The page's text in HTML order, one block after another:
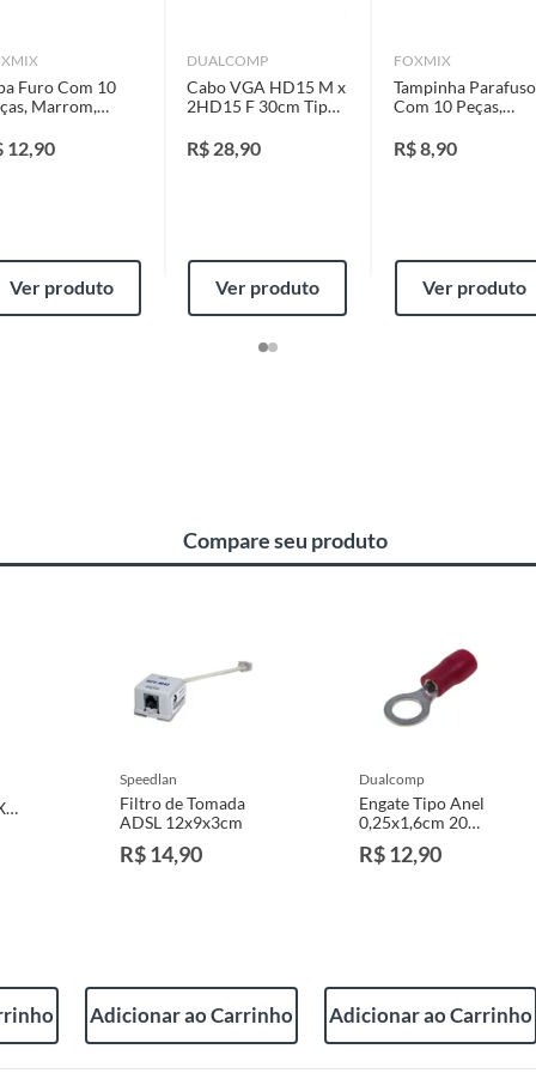
do vício.
ou acaba com o primeiro uso ou em pouco tempo.
disponível em sua loja em até 30 (trinta) dias,
pisos, porcelanatos, revestimentos, pastilhas,
A resposta ao cliente deverá ser imediata. Sendo
dias, a contar da data da visita técnica.
poderá ser substituído, imediatamente, acrescido
negociados diretamente entre o Diretor de Loja ou
poderá optar por:
perfeitas condições de uso;
Furo Com 10
Marrom,
12,90
Ver produto
DUALCOMP
Cabo VGA HD15 M x
2HD15 F 30cm Tipo
R$ 28,90
Ver produto
FOXMIX
Tampinha Parafuso
Com 10 Peças,
R$8,90
Ver produto
Compare seu produto
speedlan
Filtro de Tomada
ADSL 12x9x3cm
R$ 14,90
Adicionar ao Carrinho
dualcomp
Engate Tipo Anel
0,25x1,6cm 20
Peças
R$ 12,90
Adicionar ao Carrinho